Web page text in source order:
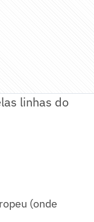
linhas do
(onde